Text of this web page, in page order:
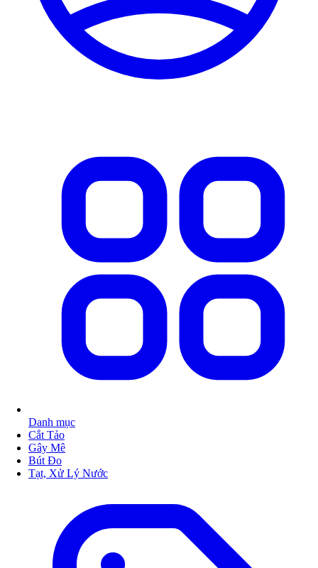
Danh mục
Cắt Tảo
Gây Mê
Bút Đo
Tạt, Xử Lý Nước